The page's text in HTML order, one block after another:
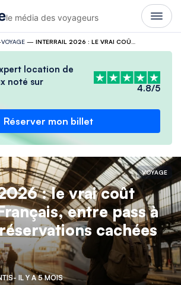
le média des voyageurs
VOYAGE—
location de
noté sur
4.8/5
Réserver mon billet
VOYAGE
: le vrai coût
entre pass à
cachées
- IL Y A 5 MOIS